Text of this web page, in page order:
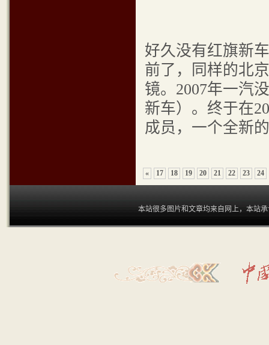
好久没有红旗新
前了，同样的北
镜。2007年一汽
新车）。终于在
成员，一个全新
« 17 18 19 20 21 22 23 24
本站很多图片和文章均来自网上，本站